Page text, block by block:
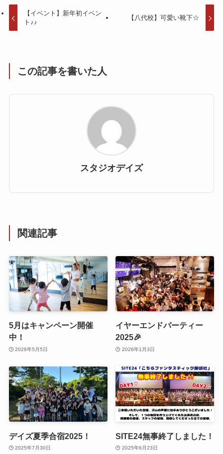
【イベント】新年初イベン
ト♪♪
【八代校】可愛い靴下☆
この記事を書いた人
スタジオデイズ
関連記事
5月はキャンペーン開催
中！
2026年5月5日
イヤーエンドパーティー
2025🎉
2026年1月3日
デイズ夏季合宿2025！
2025年7月30日
SITE24無事終了しました！
2025年6月23日